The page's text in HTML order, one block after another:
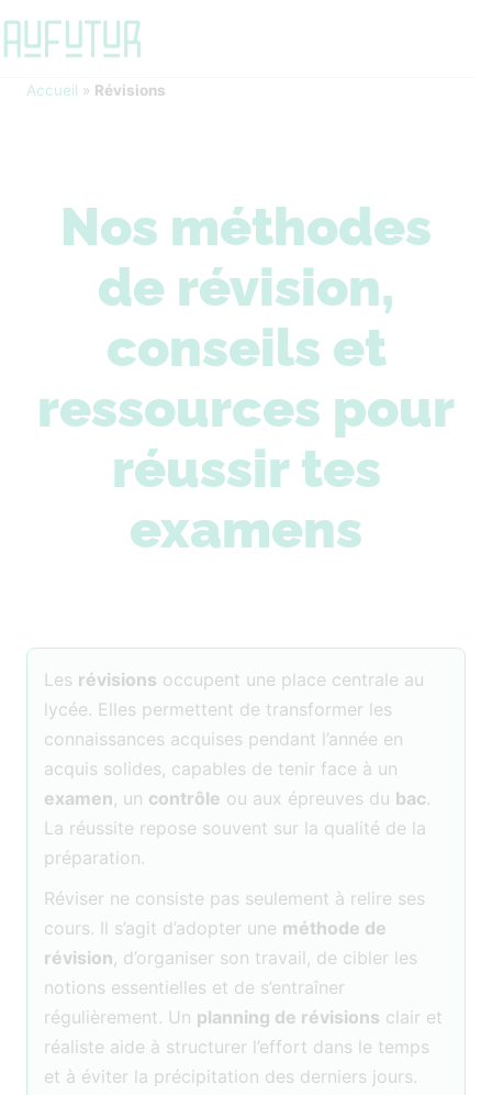
Accueil » Révisions
Nos méthodes
de révision,
conseils et
ressources pour
réussir tes
examens
Les révisions occupent une place centrale au
lycée. Elles permettent de transformer les
connaissances acquises pendant l’année en
acquis solides, capables de tenir face à un
examen, un contrôle ou aux épreuves du bac.
La réussite repose souvent sur la qualité de la
préparation.
Réviser ne consiste pas seulement à relire ses
cours. Il s’agit d’adopter une méthode de
révision, d’organiser son travail, de cibler les
notions essentielles et de s’entraîner
régulièrement. Un planning de révisions clair et
réaliste aide à structurer l’effort dans le temps
et à éviter la précipitation des derniers jours.